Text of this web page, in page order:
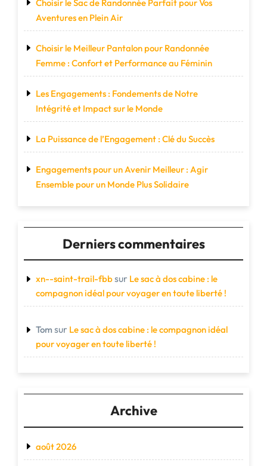
Choisir le Sac de Randonnée Parfait pour Vos
Aventures en Plein Air
Choisir le Meilleur Pantalon pour Randonnée
Femme : Confort et Performance au Féminin
Les Engagements : Fondements de Notre
Intégrité et Impact sur le Monde
La Puissance de l’Engagement : Clé du Succès
Engagements pour un Avenir Meilleur : Agir
Ensemble pour un Monde Plus Solidaire
Derniers commentaires
xn--saint-trail-fbbsur Le sac à dos cabine : le
compagnon idéal pour voyager en toute liberté !
Tom sur Le sac à dos cabine : le compagnon idéal
pour voyager en toute liberté !
Archive
août 2026